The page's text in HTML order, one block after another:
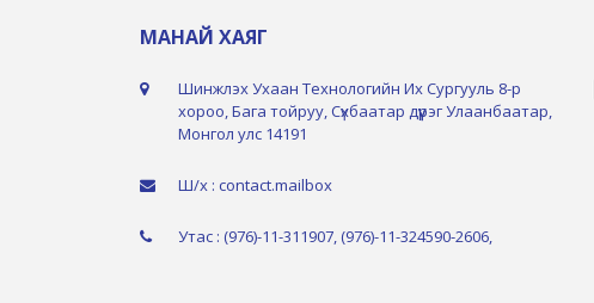
МАНАЙ ХАЯГ
Шинжлэх Ухаан Технологийн Их Сургууль 8-р
хороо, Бага тойруу, Сүхбаатар дүүрэг Улаанбаатар,
Монгол улс 14191
Ш/х : contact.mailbox
Утас : (976)-11-311907, (976)-11-324590-2606,